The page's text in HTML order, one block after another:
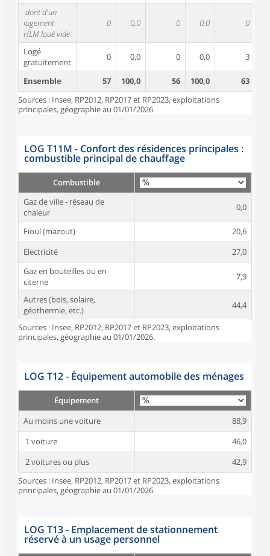
dont d'un
logement
HLM loué vide
0 0,0 0 0,0 0
Logé
gratuitement
0 0,0 0 0,0 3
Ensemble 57 100,0 56 100,0 63
Sources : Insee, RP2012, RP2017 et RP2023, exploitations
principales, géographie au 01/01/2026.
LOG T11M - Confort des résidences principales :
combustible principal de chauffage
Combustible
Gaz de ville - réseau de
chaleur
0,0
Fioul (mazout)
20,6
Electricité
27,0
Gaz en bouteilles ou en
citerne
7,9
Autres (bois, solaire,
géothermie, etc.)
44,4
Sources : Insee, RP2012, RP2017 et RP2023, exploitations
principales, géographie au 01/01/2026.
LOG T12 - Équipement automobile des ménages
Équipement
Au moins une voiture
88,9
1 voiture
46,0
2 voitures ou plus
42,9
Sources : Insee, RP2012, RP2017 et RP2023, exploitations
principales, géographie au 01/01/2026.
LOG T13 - Emplacement de stationnement
réservé à un usage personnel